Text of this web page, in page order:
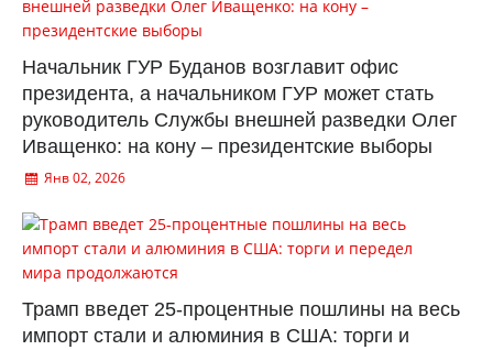
Начальник ГУР Буданов возглавит офис
президента, а начальником ГУР может стать
руководитель Службы внешней разведки Олег
Иващенко: на кону – президентские выборы
Янв 02, 2026
Трамп введет 25-процентные пошлины на весь
импорт стали и алюминия в США: торги и